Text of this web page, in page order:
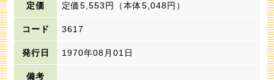
定価5,553円 （本体5,048円）
3617
1970年08月01日